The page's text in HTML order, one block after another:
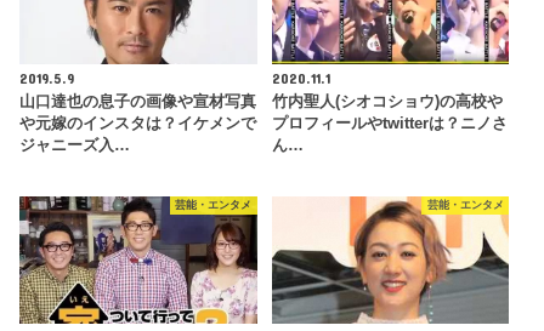
2019.5.9
山口達也の息子の画像や宣材写真
や元嫁のインスタは？イケメンで
ジャニーズ入…
2020.11.1
竹内聖人(シオコショウ)の高校や
プロフィールやtwitterは？ニノさ
ん…
芸能・エンタメ 芸能・エンタメ